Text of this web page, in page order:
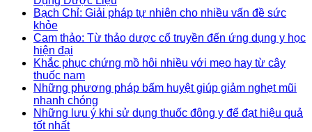
Bạch Chỉ: Giải pháp tự nhiên cho nhiều vấn đề sức
khỏe
Cam thảo: Từ thảo dược cổ truyền đến ứng dụng y học
hiện đại
Khắc phục chứng mồ hôi nhiều với mẹo hay từ cây
thuốc nam
Những phương pháp bấm huyệt giúp giảm nghẹt mũi
nhanh chóng
Những lưu ý khi sử dụng thuốc đông y để đạt hiệu quả
tốt nhất